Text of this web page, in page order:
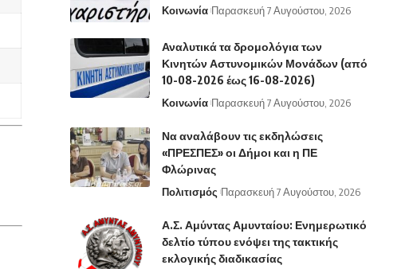
Κοινωνία Παρασκευή 7 Αυγούστου, 2026
Αναλυτικά τα δρομολόγια των
Κινητών Αστυνομικών Μονάδων (από
10-08-2026 έως 16-08-2026)
Κοινωνία Παρασκευή 7 Αυγούστου, 2026
Να αναλάβουν τις εκδηλώσεις
«ΠΡΕΣΠΕΣ» οι Δήμοι και η ΠΕ
Φλώρινας
Πολιτισμός Παρασκευή 7 Αυγούστου, 2026
Α.Σ. Αμύντας Αμυνταίου: Ενημερωτικό
δελτίο τύπου ενόψει της τακτικής
εκλογικής διαδικασίας